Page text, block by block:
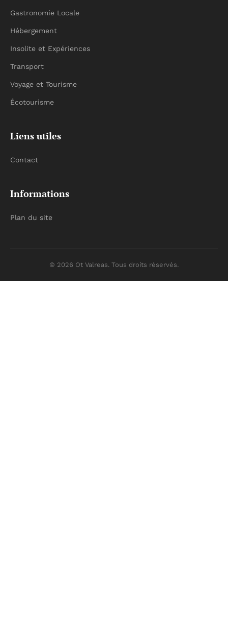
Gastronomie Locale
Hébergement
Insolite et Expériences
Transport
Voyage et Tourisme
Écotourisme
Liens utiles
Contact
Informations
Plan du site
© 2026 Ot Valreas. Tous droits réservés.